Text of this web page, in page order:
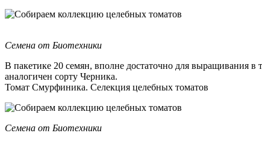
Семена от Биотехники
В пакетике 20 семян, вполне достаточно для выращивания в
аналогичен сорту Черника.
Томат Смурфиника. Селекция целебных томатов
Семена от Биотехники